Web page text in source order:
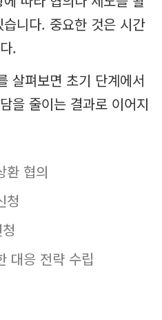
니다. 중요한 것은 시간
.
살펴보면 초기 단계에서
을 줄이는 결과로 이어지
환 협의
청
대응 전략 수립